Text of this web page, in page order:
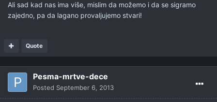
Ali sad kad nas ima više, mislim da možemo i da se sigramo
zajedno, pa da lagano provaljujemo stvari!
Quote
Pesma-mrtve-dece
Posted September 6, 2013